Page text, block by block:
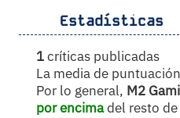
Estadísticas
1críticas publicadas
La media de
Por lo general, M2
por encimadel resto